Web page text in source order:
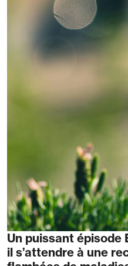
Un puissant épisode
il s’attendre à une